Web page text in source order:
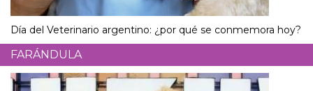
Día del Veterinario argentino: ¿por qué se conmemora hoy?
FARÁNDULA